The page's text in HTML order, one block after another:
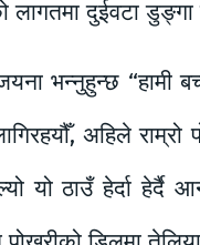
लागतमा दुईवटा
भन्नुहुन्छ “हामी
अहिले
ठाउँ हेर्दा हेर्दै